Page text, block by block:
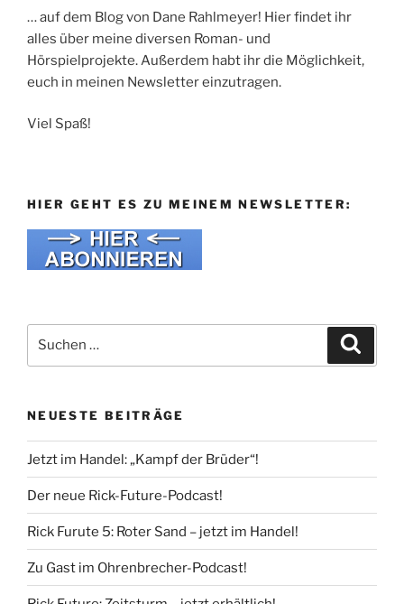
… auf dem Blog von Dane Rahlmeyer! Hier findet ihr
alles über meine diversen Roman- und
Hörspielprojekte. Außerdem habt ihr die Möglichkeit,
euch in meinen Newsletter einzutragen.
Viel Spaß!
HIER GEHT ES ZU MEINEM NEWSLETTER:
nach:
NEUESTE BEITRÄGE
Jetzt im Handel: „Kampf der Brüder“!
Der neue Rick-Future-Podcast!
Rick Furute 5: Roter Sand – jetzt im Handel!
Zu Gast im Ohrenbrecher-Podcast!